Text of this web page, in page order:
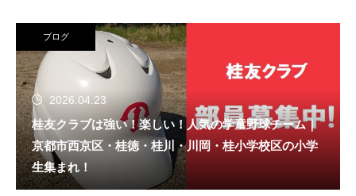
ブログ
2026.04.23
桂友クラブは強い！楽しい！人気の学童野球チーム｜
京都市西京区・桂徳・桂川・川岡・桂小学校区の小学
生集まれ！